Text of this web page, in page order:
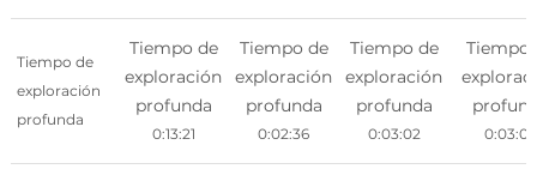
Tiempo de
exploración
profunda
Tiempo de
exploración
profunda
0:13:21
Tiempo de
exploración
profunda
0:02:36
Tiempo de
exploración
profunda
0:03:02
Tiempo
0:03:06